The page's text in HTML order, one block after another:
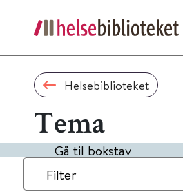
Helsebiblioteket
Tema
Gå til bokstav
Filter